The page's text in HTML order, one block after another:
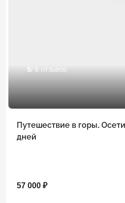
5/ 6 отзывов
Путешествие в горы.
дней
57 000 ₽